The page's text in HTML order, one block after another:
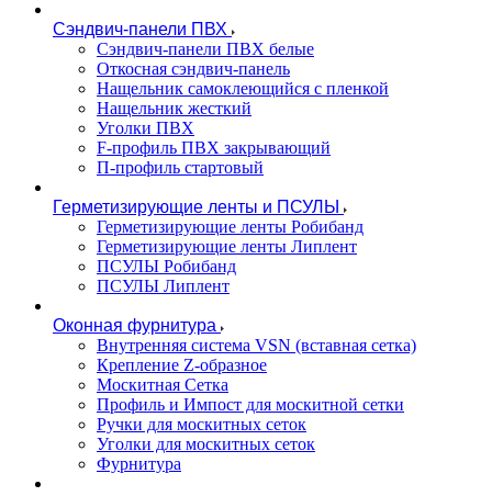
Сэндвич-панели ПВХ
Сэндвич-панели ПВХ белые
Откосная сэндвич-панель
Нащельник самоклеющийся с пленкой
Нащельник жесткий
Уголки ПВХ
F-профиль ПВХ закрывающий
П-профиль стартовый
Герметизирующие ленты и ПСУЛЫ
Герметизирующие ленты Робибанд
Герметизирующие ленты Липлент
ПСУЛЫ Робибанд
ПСУЛЫ Липлент
Оконная фурнитура
Внутренняя система VSN (вставная сетка)
Крепление Z-образное
Москитная Сетка
Профиль и Импост для москитной сетки
Ручки для москитных сеток
Уголки для москитных сеток
Фурнитура